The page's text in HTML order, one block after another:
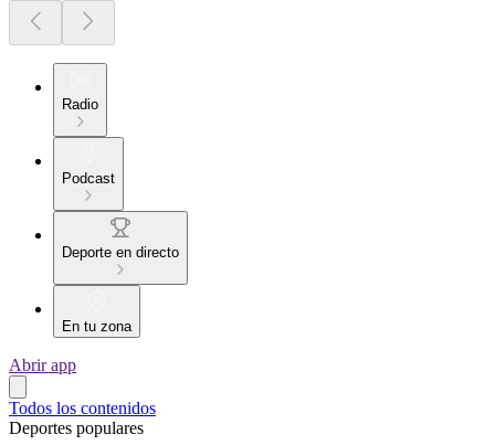
Radio
Podcast
Deporte en directo
En tu zona
Abrir app
Todos los contenidos
Deportes populares